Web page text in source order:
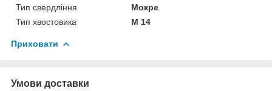
Тип свердління
Мокре
Тип хвостовика
М 14
Приховати
Умови доставки